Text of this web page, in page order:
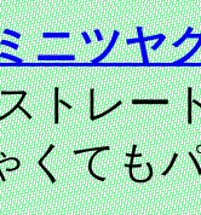
ニツヤ
トレ
くても